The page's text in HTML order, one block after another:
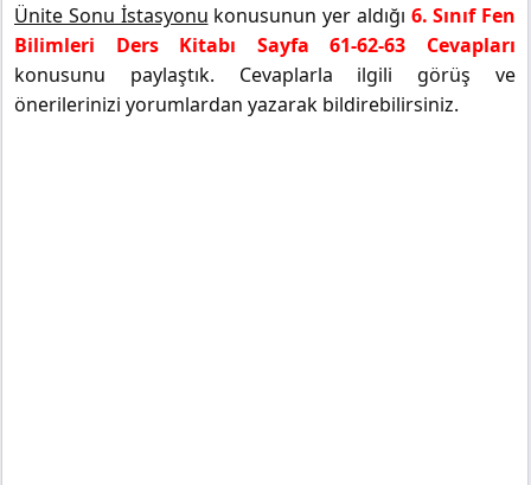
Ünite Sonu İstasyonu konusunun yer aldığı 6. Sınıf Fen
Bilimleri Ders Kitabı Sayfa 61-62-63 Cevapları
konusunu paylaştık. Cevaplarla ilgili görüş ve
önerilerinizi yorumlardan yazarak bildirebilirsiniz.